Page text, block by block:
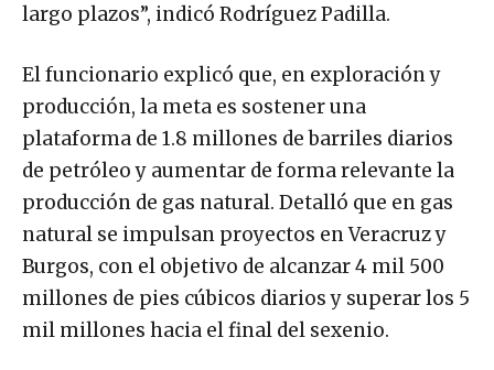
largo plazos”, indicó Rodríguez Padilla.
El funcionario explicó que, en exploración y
producción, la meta es sostener una
plataforma de 1.8 millones de barriles diarios
de petróleo y aumentar de forma relevante la
producción de gas natural. Detalló que en gas
natural se impulsan proyectos en Veracruz y
Burgos, con el objetivo de alcanzar 4 mil 500
millones de pies cúbicos diarios y superar los 5
mil millones hacia el final del sexenio.